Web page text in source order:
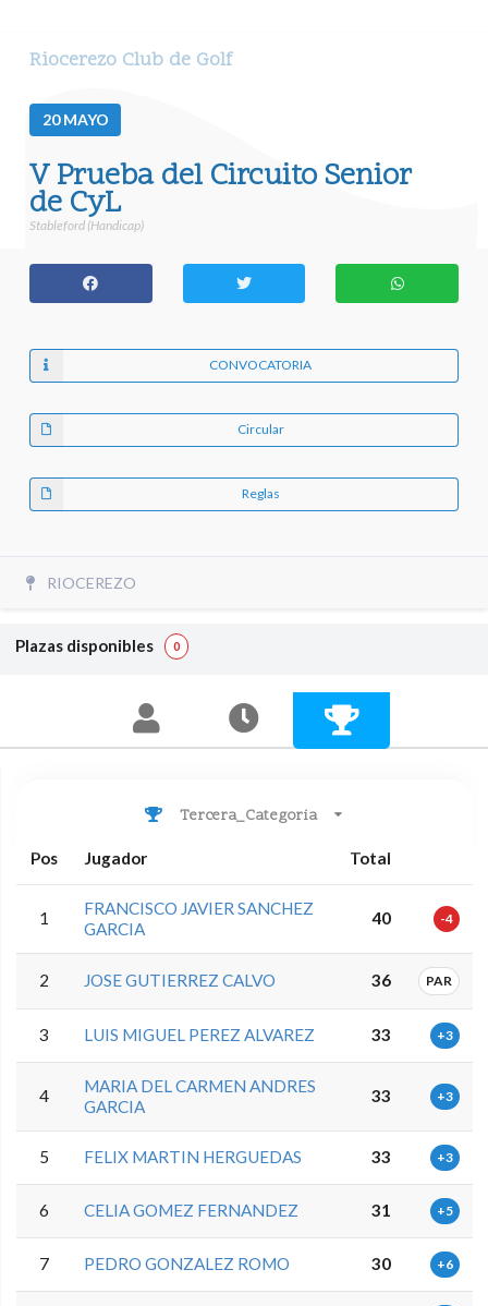
Riocerezo Club de Golf
20MAYO
V Prueba del Circuito Senior
de CyL
Stableford (Handicap)
CONVOCATORIA
Circular
Reglas
RIOCEREZO
Plazas disponibles 0
Tercera_Categoria
Pos Jugador Total
1
FRANCISCO JAVIER SANCHEZ
GARCIA
40 -4
2 JOSE GUTIERREZ CALVO 36 PAR
3 LUIS MIGUEL PEREZ ALVAREZ 33 +3
4
MARIA DEL CARMEN ANDRES
GARCIA
33 +3
5 FELIX MARTIN HERGUEDAS 33 +3
6 CELIA GOMEZ FERNANDEZ 31 +5
7 PEDRO GONZALEZ ROMO 30 +6